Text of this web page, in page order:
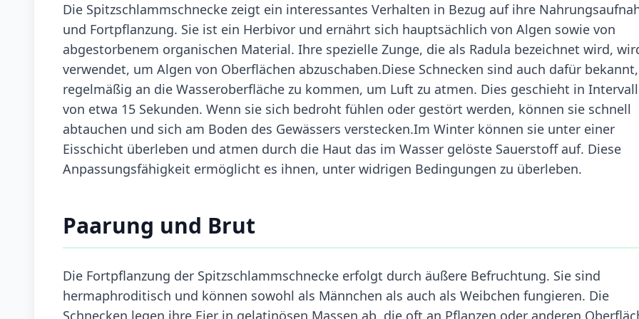
Die Spitzschlammschnecke zeigt ein interessantes Verhalten in Bezug auf ihre
und Fortpflanzung. Sie ist ein Herbivor und ernährt sich hauptsächlich von Algen sowie von
abgestorbenem organischen Material. Ihre spezielle Zunge, die als Radula bezeichnet wird,
verwendet, um Algen von Oberflächen abzuschaben.Diese Schnecken sind auch dafür bekannt,
regelmäßig an die Wasseroberfläche zu kommen, um Luft zu atmen. Dies geschieht in
von etwa 15 Sekunden. Wenn sie sich bedroht fühlen oder gestört werden, können sie schnell
abtauchen und sich am Boden des Gewässers verstecken.Im Winter können sie unter einer
Eisschicht überleben und atmen durch die Haut das im Wasser gelöste Sauerstoff auf. Diese
Anpassungsfähigkeit ermöglicht es ihnen, unter widrigen Bedingungen zu überleben.
Paarung und Brut
Die Fortpflanzung der Spitzschlammschnecke erfolgt durch äußere Befruchtung. Sie sind
hermaphroditisch und können sowohl als Männchen als auch als Weibchen fungieren. Die
Schnecken legen ihre Eier in gelatinösen Massen ab, die oft an Pflanzen oder anderen